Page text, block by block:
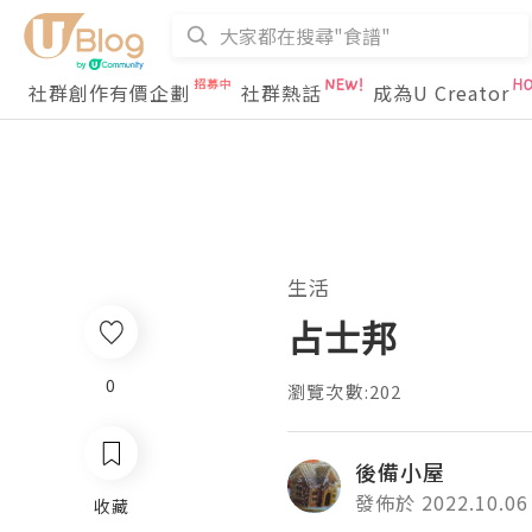
社群創作有價企劃 社群熱話 成為U Creator
生活
占士邦
瀏覽次數:202
後備小屋
發佈於 2022.10.06
0
收藏